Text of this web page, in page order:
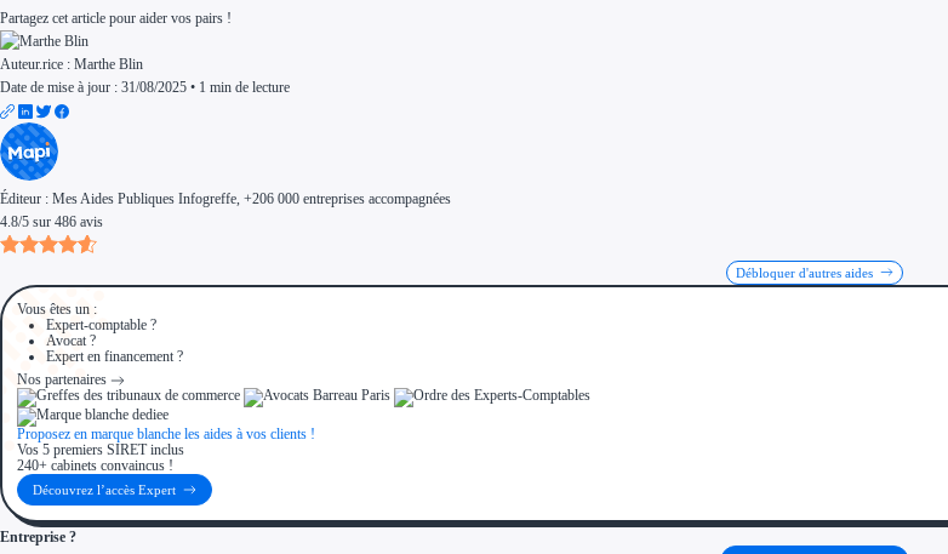
Partagez cet article pour aider vos pairs !
Auteur.rice : Marthe Blin
Date de mise à jour : 31/08/2025 • 1 min de lecture
Éditeur : Mes Aides Publiques Infogreffe , +206 000 entreprises accompagnées
4.8/5 sur 486 avis
Débloquer d'autres aides
Vous êtes un :
Expert-comptable ?
Avocat ?
Expert en financement ?
Nos partenaires
Proposez en marque blanche les aides à vos clients !
Vos 5 premiers SIRET inclus
240+ cabinets convaincus !
Découvrez l’accès Expert
Entreprise ?